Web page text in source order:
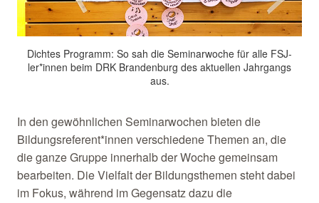
Dichtes Programm: So sah die Seminarwoche für alle FSJ-
ler*innen beim DRK Brandenburg des aktuellen Jahrgangs
aus.
In den gewöhnlichen Seminarwochen bieten die
Bildungsreferent*innen verschiedene Themen an, die
die ganze Gruppe innerhalb der Woche gemeinsam
bearbeiten. Die Vielfalt der Bildungsthemen steht dabei
im Fokus, während im Gegensatz dazu die